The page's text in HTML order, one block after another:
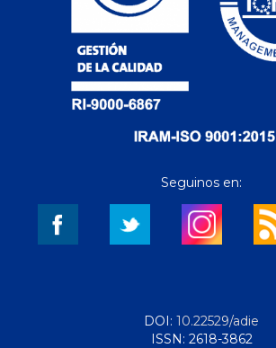
Seguinos en:
DOI: 10.22529/adie
ISSN: 2618-3862